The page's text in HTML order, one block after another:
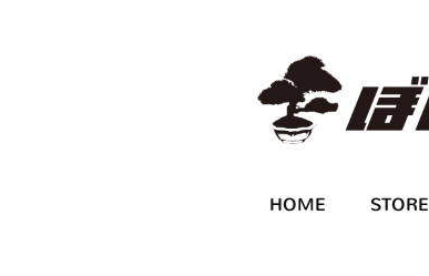
HOME STORE